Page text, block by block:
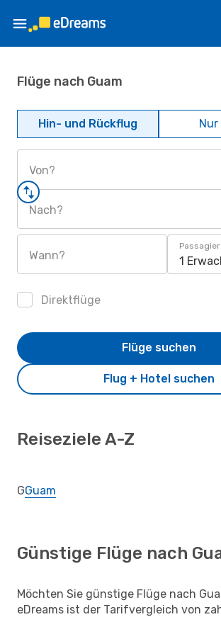
Flüge nach Guam
Hin- und Rückflug
Von?
Nach?
Wann? 1
Direktflüge
Flug + Hotel suchen
Flüge suchen
Reiseziele A-Z
GGuam
Günstige Flüge nach
Möchten Sie günstige Flüge nach
eDreams ist der Tarifvergleich von